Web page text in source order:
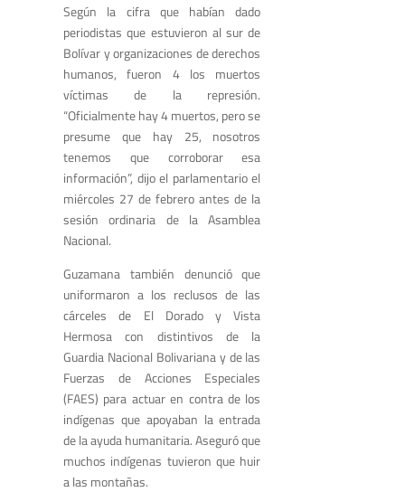
Según la cifra que habían dado
periodistas que estuvieron al sur de
Bolívar y organizaciones de derechos
humanos, fueron 4 los muertos
víctimas de la represión.
“Oficialmente hay 4 muertos, pero se
presume que hay 25, nosotros
tenemos que corroborar esa
información”, dijo el parlamentario el
miércoles 27 de febrero antes de la
sesión ordinaria de la Asamblea
Nacional.
Guzamana también denunció que
uniformaron a los reclusos de las
cárceles de El Dorado y Vista
Hermosa con distintivos de la
Guardia Nacional Bolivariana y de las
Fuerzas de Acciones Especiales
(FAES) para actuar en contra de los
indígenas que apoyaban la entrada
de la ayuda humanitaria. Aseguró que
muchos indígenas tuvieron que huir
a las montañas.